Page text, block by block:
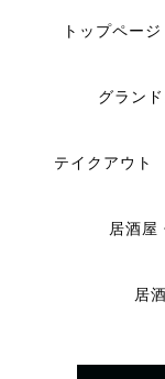
トップページ
グラン
テイクアウト
居酒屋
居